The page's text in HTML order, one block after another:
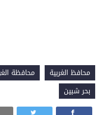
محافظ الغربية محافظة
بحر شبين